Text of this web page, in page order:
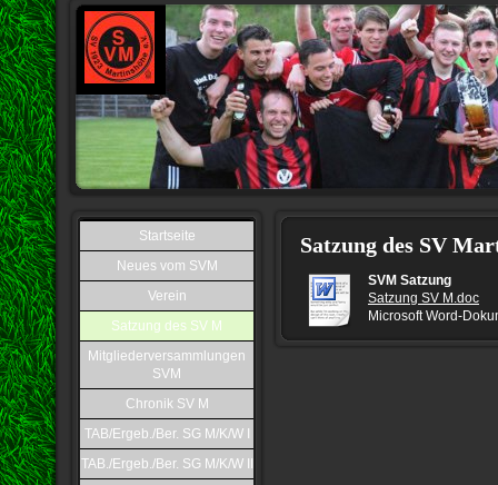
Startseite
Neues vom SVM
Verein
Satzung des SV M
Mitgliederversammlungen
SVM
Chronik SV M
TAB/Ergeb./Ber. SG M/K/W I
TAB./Ergeb./Ber. SG M/K/W II
Satzung des SV
SVM Satzung
Satzung SV M.doc
Microsoft Word-